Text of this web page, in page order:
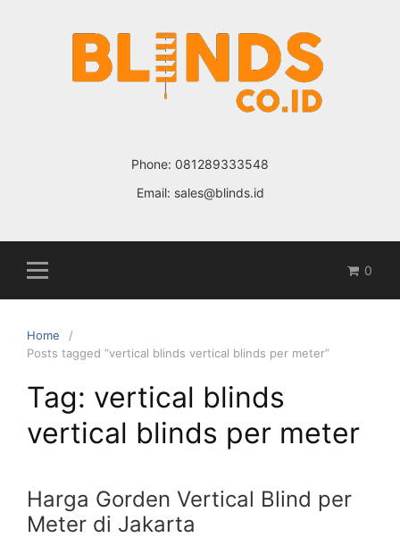
Phone: 081289333548
Email: sales@blinds.id
0
Home
Posts tagged “vertical blinds vertical blinds per meter”
Tag: vertical blinds
vertical blinds per meter
Harga Gorden Vertical Blind per
Meter di Jakarta